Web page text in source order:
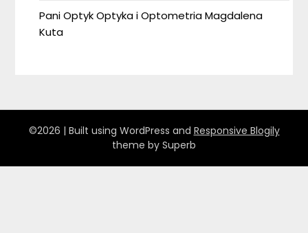
Pani Optyk Optyka i Optometria Magdalena
Kuta
©2026 | Built using WordPress and Responsive Blogily
theme by Superb